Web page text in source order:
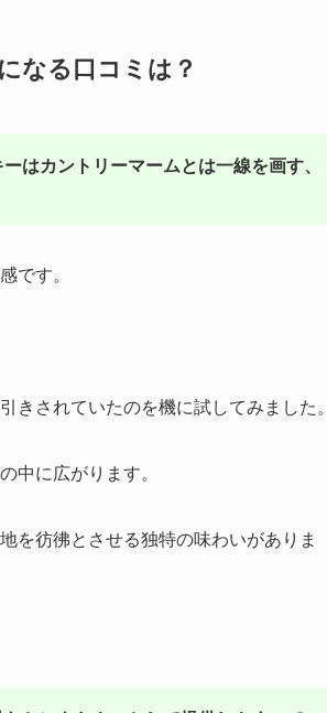
なる口コミは？
はカントリーマームとは一線を画す、
です。
きされていたのを機に試してみました。
中に広がります。
を彷彿とさせる独特の味わいがありま